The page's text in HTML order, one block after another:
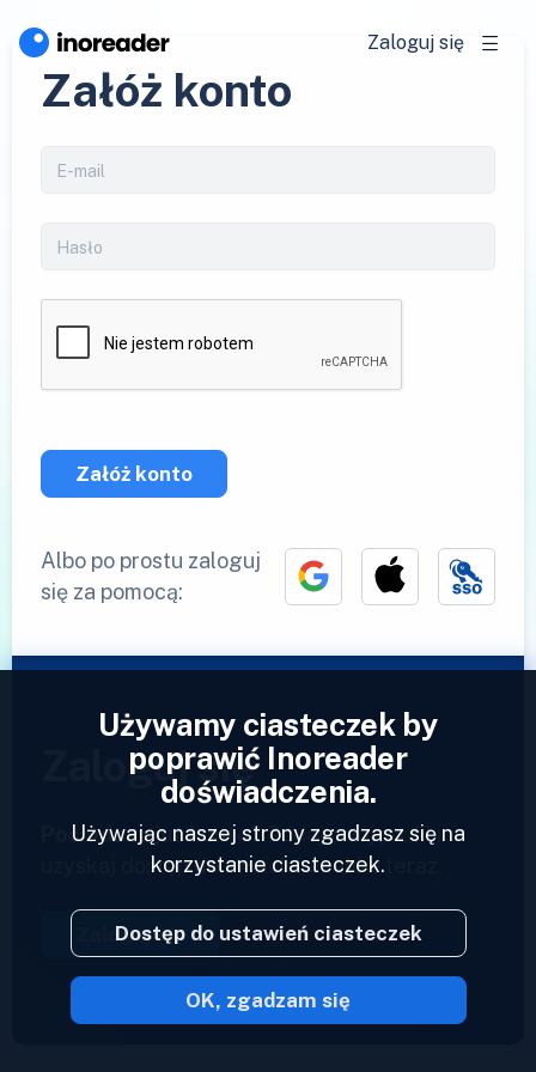
Zaloguj się
Załóż konto
Załóż konto
Albo po prostu zaloguj
się za pomocą:
Zaloguj się
Posiadasz już konto?Podaj swój profil i
uzyskaj dostęp do swoich kanałów teraz.
Zaloguj się
2023 © Inoreader
Używamy ciasteczek by
poprawić Inoreader
doświadczenia.
Używając naszej strony zgadzasz się na
korzystanie ciasteczek.
Dostęp do ustawień ciasteczek
OK, zgadzam się